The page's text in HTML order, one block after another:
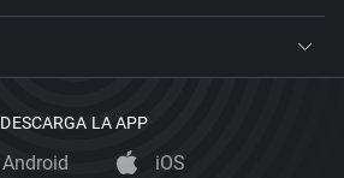
DESCARGA LA APP
Android iOS